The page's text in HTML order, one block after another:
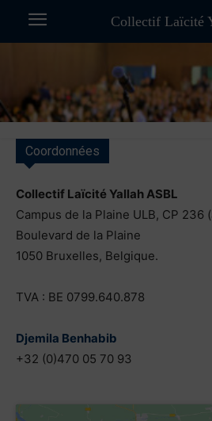
Collectif Laïcité
Coordonnées
Collectif Laïcité Yallah ASBL
Campus de la Plaine ULB, CP 236
Boulevard de la Plaine
1050 Bruxelles, Belgique.
TVA : BE 0799.640.878
Djemila Benhabib
+32 (0)470 05 70 93